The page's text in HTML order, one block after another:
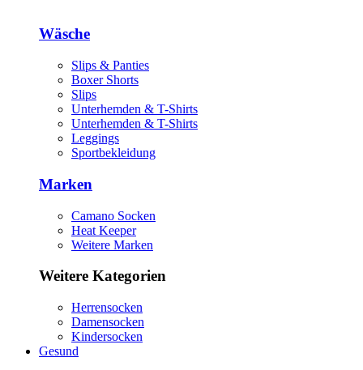
Wäsche
Slips & Panties
Boxer Shorts
Slips
Unterhemden & T-Shirts
Unterhemden & T-Shirts
Leggings
Sportbekleidung
Marken
Camano Socken
Heat Keeper
Weitere Marken
Weitere Kategorien
Herrensocken
Damensocken
Kindersocken
Gesund